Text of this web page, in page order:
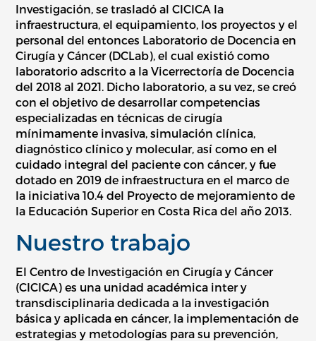
Investigación, se trasladó al CICICA la
infraestructura, el equipamiento, los proyectos y el
personal del entonces Laboratorio de Docencia en
Cirugía y Cáncer (DCLab), el cual existió como
laboratorio adscrito a la Vicerrectoría de Docencia
del 2018 al 2021. Dicho laboratorio, a su vez, se creó
con el objetivo de desarrollar competencias
especializadas en técnicas de cirugía
mínimamente invasiva, simulación clínica,
diagnóstico clínico y molecular, así como en el
cuidado integral del paciente con cáncer, y fue
dotado en 2019 de infraestructura en el marco de
la iniciativa 10.4 del Proyecto de mejoramiento de
la Educación Superior en Costa Rica del año 2013.
Nuestro trabajo
El Centro de Investigación en Cirugía y Cáncer
(CICICA) es una unidad académica inter y
transdisciplinaria dedicada a la investigación
básica y aplicada en cáncer, la implementación de
estrategias y metodologías para su prevención,